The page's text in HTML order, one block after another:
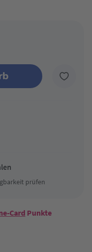
prüfen
Card Punkte